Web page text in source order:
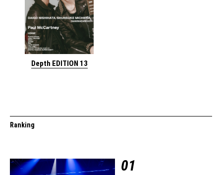
Depth EDITION 13
Ranking
01